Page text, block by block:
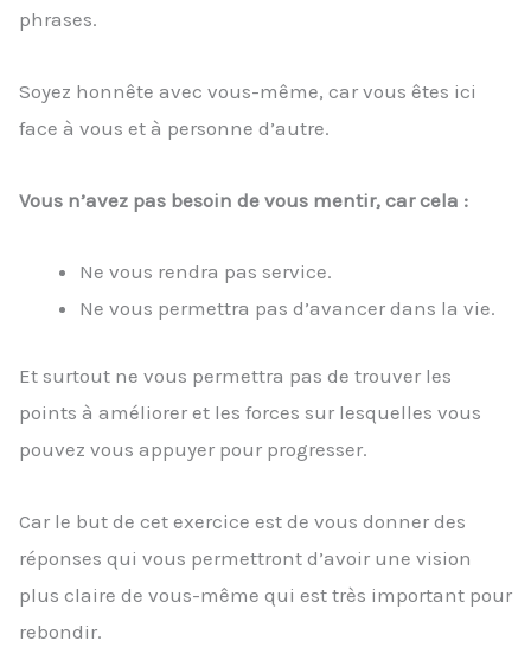
phrases.
Soyez honnête avec vous-même, car vous êtes ici
face à vous et à personne d’autre.
Vous n’avez pas besoin de vous mentir, car cela :
Ne vous rendra pas service.
Ne vous permettra pas d’avancer dans la vie.
Et surtout ne vous permettra pas de trouver les
points à améliorer et les forces sur lesquelles vous
pouvez vous appuyer pour progresser.
Car le but de cet exercice est de vous donner des
réponses qui vous permettront d’avoir une vision
plus claire de vous-même qui est très important pour
rebondir.